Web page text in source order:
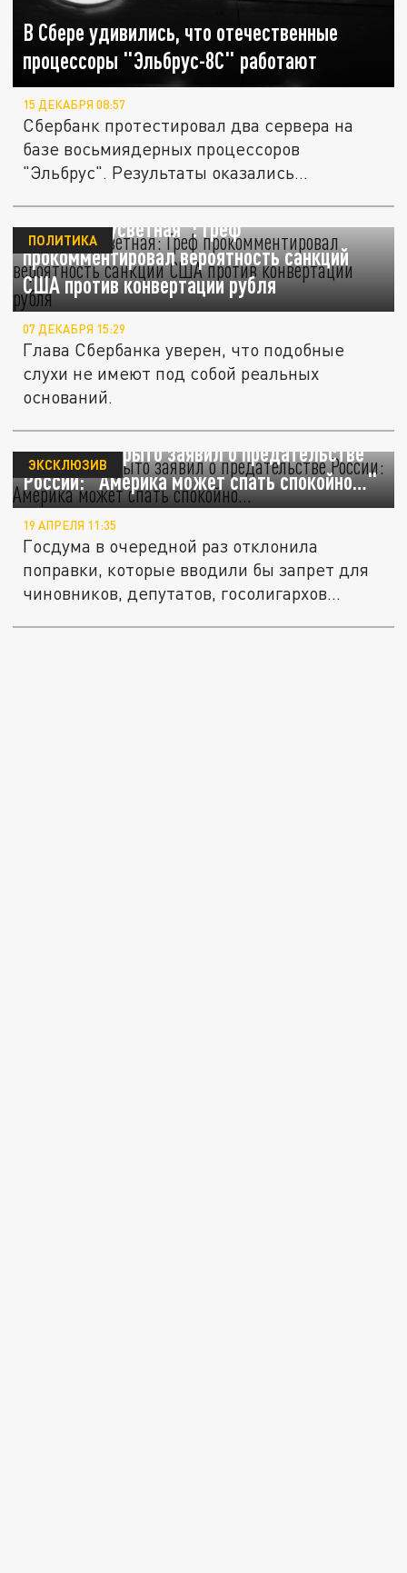
В Сбере удивились, что отечественные
процессоры "Эльбрус-8С" работают
15 ДЕКАБРЯ 08:57
Сбербанк протестировал два сервера на
базе восьмиядерных процессоров
"Эльбрус". Результаты оказались...
"Чушь несусветная": Греф
прокомментировал вероятность санкций
США против конвертации рубля
ПОЛИТИКА
07 ДЕКАБРЯ 15:29
Глава Сбербанка уверен, что подобные
слухи не имеют под собой реальных
оснований.
Делягин открыто заявил о предательстве
России: "Америка может спать спокойно…"
ЭКСКЛЮЗИВ
19 АПРЕЛЯ 11:35
Госдума в очередной раз отклонила
поправки, которые вводили бы запрет для
чиновников, депутатов, госолигархов...